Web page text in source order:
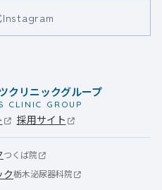
Instagram
クリニックグループ
CLINIC GROUP
採用サイト
つくば院
栃木泌尿器科院